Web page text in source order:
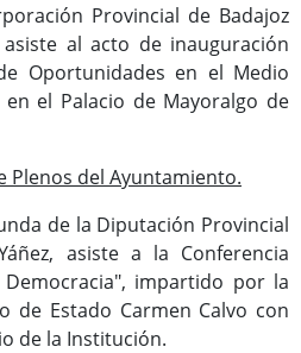
Provincial de Badajoz
asiste al acto de inauguración
Oportunidades en el Medio
el Palacio de Mayoralgo de
Plenos del Ayuntamiento.
de la Diputación Provincial
asiste a la Conferencia
impartido por la
de Estado Carmen Calvo con
de la Institución.